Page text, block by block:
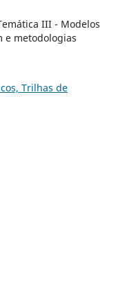
III - Modelos
e metodologias
Trilhas de